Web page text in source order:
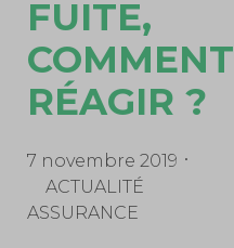
FUITE,
COMMENT
RÉAGIR ?
7 novembre 2019
ACTUALITÉ
ASSURANCE